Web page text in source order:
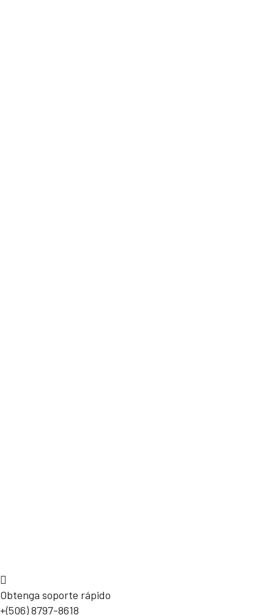
Obtenga soporte rápido
+(506) 8797-8618